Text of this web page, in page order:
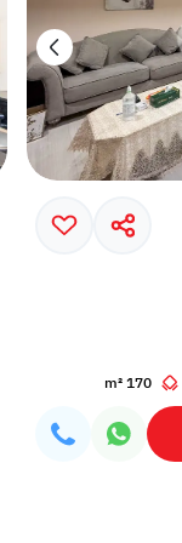
170 m²